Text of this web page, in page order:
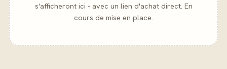
s'afficheront ici - avec un lien d'achat direct. En
cours de mise en place.